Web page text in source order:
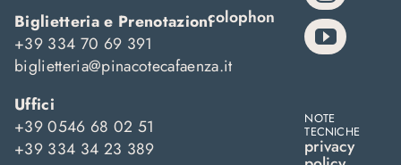
Biglietteria e Prenotazioni
+39 334 70 69 391
biglietteria@pinacotecafaenza.it
Uffici
+39 0546 68 02 51
+39 334 34 23 389
colophon
NOTE
TECNICHE
privacy